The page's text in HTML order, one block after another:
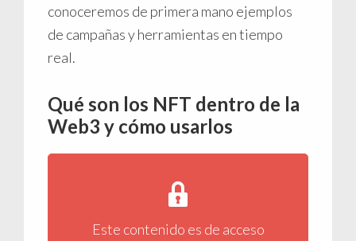
conoceremos de primera mano ejemplos
de campañas y herramientas en tiempo
real.
Qué son los NFT dentro de la
Web3 y cómo usarlos
Este contenido es de acceso